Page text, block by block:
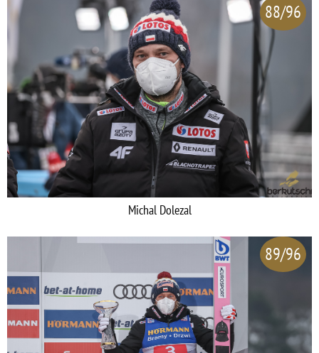
88/96
Michal Dolezal
89/96